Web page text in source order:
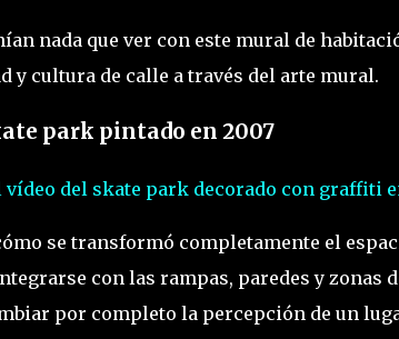
nada que ver con este mural de
cultura de calle a través del arte mural.
park pintado en 2007
del skate park decorado con graffiti
se transformó completamente el
con las rampas, paredes y zonas
por completo la percepción de un